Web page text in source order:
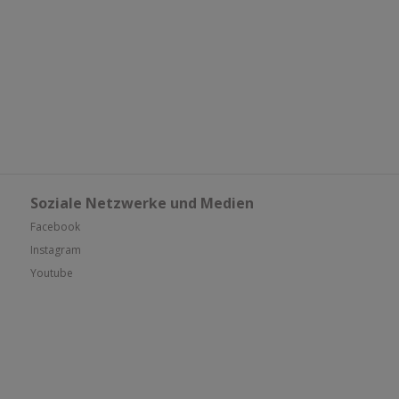
Soziale Netzwerke und Medien
Facebook
Instagram
Youtube